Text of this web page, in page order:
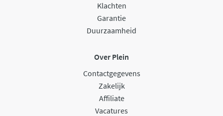
Klachten
Garantie
Duurzaamheid
Over Plein
Contactgegevens
Zakelijk
Affiliate
Vacatures